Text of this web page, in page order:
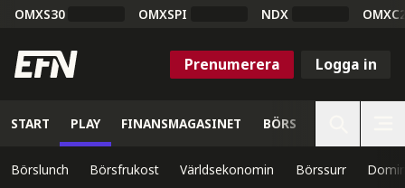
OMXS30 OMXSPI NDX
Prenumerera Logga in
START PLAY FINANSMAGASINET BÖRS
Börslunch Börsfrukost Världsekonomin Börssurr